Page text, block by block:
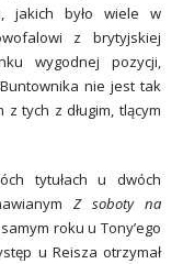
jakich było wiele w
z brytyjskiej
wygodnej pozycji,
nie jest tak
tych z długim, tlącym
tytułach u dwóch
Z soboty na
roku u Tony’ego
u Reisza otrzymał